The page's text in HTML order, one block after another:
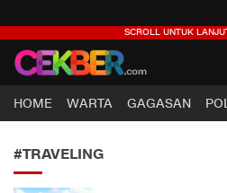
CEKBER
Berita Jelas, Analisis Cerdas
HOME WARTA GAGASAN
#TRAVELING